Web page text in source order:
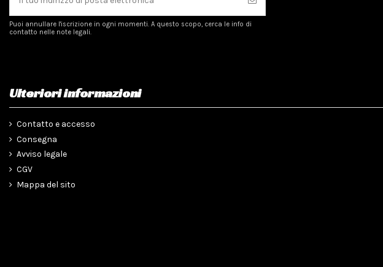
Puoi annullare l'iscrizione in ogni momenti. A questo scopo, cerca le info di
contatto nelle note legali.
Ulteriori informazioni
Contatto e accesso
Consegna
Avviso legale
CGV
Mappa del sito